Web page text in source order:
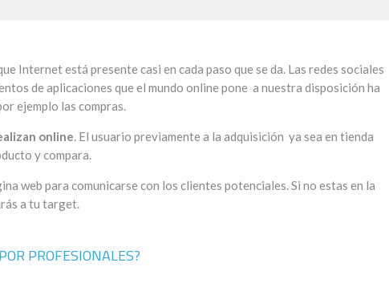
Internet está presente casi en cada paso que se da. Las redes sociales
de aplicaciones que el mundo online pone a nuestra disposición ha
ejemplo las compras.
online. El usuario previamente a la adquisición ya sea en tienda
y compara.
web para comunicarse con los clientes potenciales. Si no estas en la
a tu target.
PROFESIONALES?